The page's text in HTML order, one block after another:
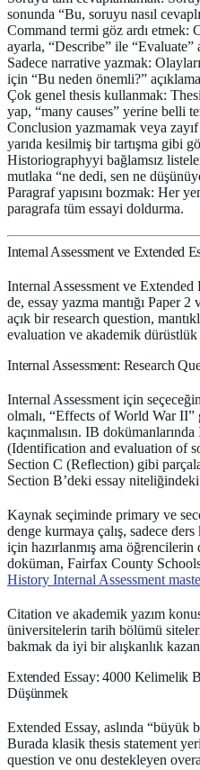
sonunda “Bu, soruyu nasıl
Command termi göz ardı etmek:
ayarla, “Describe” ile “Evaluate”
Sadece narrative yazmak:
için “Bu neden önemli?”
Çok genel thesis kullanmak:
yap, “many causes” yerine belli
Conclusion yazmamak veya zayıf
yarıda kesilmiş bir tartışma gibi
Historiographyyi bağlamsız
mutlaka “ne dedi, sen ne
Paragraf yapısını bozmak: Her
paragrafa tüm essayi doldurma.
Internal Assessment ve Extended
Internal Assessment ve
de, essay yazma mantığı Paper
açık bir research question,
evaluation ve akademik dürüstlük
Internal Assessment: Research
Internal Assessment için seçeceğin
olmalı, “Effects of World War II”
kaçınmalısın. IB
(Identification and evaluation of
Section C (Reflection) gibi
Section B’deki essay niteliğindeki
Kaynak seçiminde primary ve
denge kurmaya çalış, sadece
için hazırlanmış ama
doküman, Fairfax County
History Internal Assessment
Citation ve akademik yazım
üniversitelerin tarih bölümü
bakmak da iyi bir alışkanlık
Extended Essay: 4000 Kelimelik
Düşünmek
Extended Essay, aslında
Burada klasik thesis statement
question ve onu destekleyen